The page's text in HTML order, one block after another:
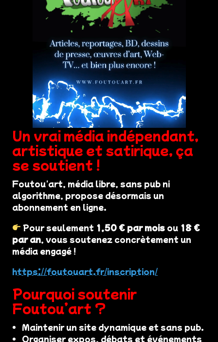
Un vrai média indépendant,
artistique et satirique, ça
se soutient !
Foutou'art, média libre, sans pub ni
algorithme, propose désormais un
abonnement en ligne.
Pour seulement 1,50 € par mois ou 18 €
par an, vous soutenez concrètement un
média engagé !
https://foutouart.fr/inscription/
Pourquoi soutenir
Foutou’art ?
Maintenir un site dynamique et sans pub.
Organiser expos, débats et événements